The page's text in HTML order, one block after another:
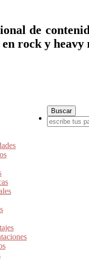
de
rock y heavy